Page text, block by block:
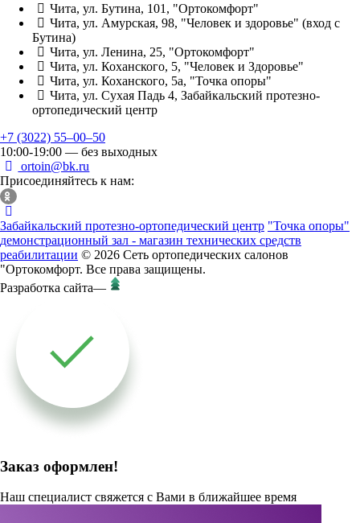
Чита, ул. Бутина, 101, "Ортокомфорт"
Чита, ул. Амурская, 98, "Человек и здоровье" (вход с
Бутина)
Чита, ул. Ленина, 25, "Ортокомфорт"
Чита, ул. Коханского, 5, "Человек и Здоровье"
Чита, ул. Коханского, 5а, "Точка опоры"
Чита, ул. Сухая Падь 4, Забайкальский протезно-
ортопедический центр
+7 (3022) 55‒00‒50
10:00-19:00 — без выходных
ortoin@bk.ru
Присоединяйтесь к нам:
Забайкальский протезно-ортопедический центр "Точка опоры"
демонстрационный зал - магазин технических средств
реабилитации © 2026 Сеть ортопедических салонов
"Ортокомфорт. Все права защищены.
Разработка сайта—
Заказ оформлен!
Наш специалист свяжется с Вами в ближайшее время